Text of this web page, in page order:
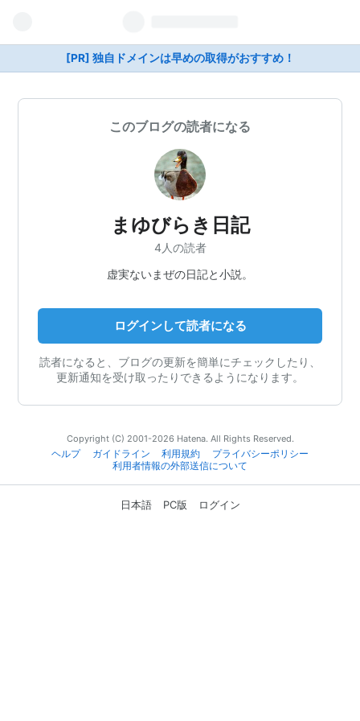
[PR] 独自ドメインは早めの取得がおすすめ！
このブログの読者になる
まゆびらき日記
4人の読者
虚実ないまぜの日記と小説。
ログインして読者になる
読者になると、ブログの更新を簡単にチェックしたり、
更新通知を受け取ったりできるようになります。
Copyright (C) 2001-2026 Hatena. All Rights Reserved.
ヘルプ
ガイドライン 利用規約
プライバシーポリシー
利用者情報の外部送信について
日本語 PC版 ログイン